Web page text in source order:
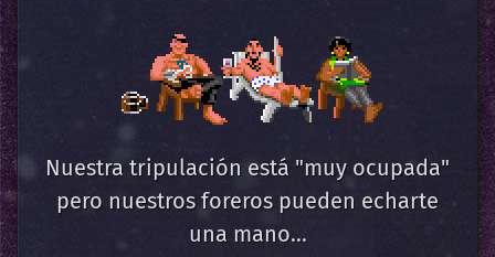
Nuestra tripulación está "muy ocupada"
pero nuestros foreros pueden echarte
una mano...